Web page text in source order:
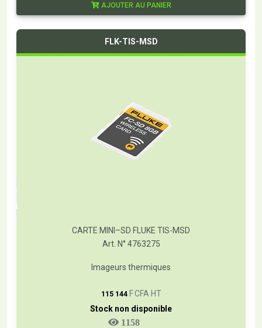
AJOUTER AU PANIER
FLK-TIS-MSD
CARTE MINI–SD FLUKE TIS-MSD
Art. N° 4763275
Imageurs thermiques
115 144 F CFA HT
Stock non disponible
1158